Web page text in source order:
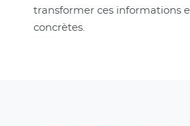
transformer ces informations
concrètes.